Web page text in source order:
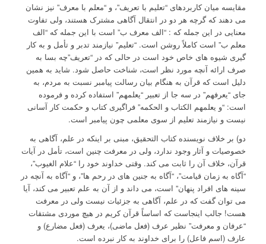
مقایسه میان کاربردهای “تعلیم با تعریف”، و “معلم با معرف” نیز نشان
می دهند که گرچه هر دو در انتقال آگاهی مشترک هستند، ولی تفاوت
معنایی در این جمله که : “الف معرف ب” است با این جمله که “الف
معلم ب” است کاملاً روشن است. “تعلیم” نیازمند تدبر و تأمل و به کار
گیری شیوه های خاص خود است در حالی که در “تعریف”چه بسا به
صرف ارائه آنچه مورد نظر است، شناخت حاصل شود. شاید به همین
دلیل است که قرآن به هنگام بیان رسالت پیامبر نسبت به مردم، به
جای “یعرفهم” در سه جا از تعبیر “یعلمهم” استفاده کرده و فرموده
است: “و یعلمهم الکتاب و الحکمه” فراگیری کتاب و حکمت کار آسانی
نیست و نیازمند تعلیم از سوی معلمی چون پیامبر است.
دو) بر خلاف نویسنده کتاب التحقیق، مبنی بر اینکه در علم، آگاهی به
خصوصیات و آثار وجود ندارد، ولی در معرفت چنین است، تأمل در آیات
قرآن، خلاف آن را ثابت می کند. وقتی خداوند خود را “علام الغیوب”،
“آگاه به زمان قیامت”، “آگاه به جنین های در رحم ها”، و “آگاه به آنچه در
سینه های افراد پنهان” است، می داند و از آن به علم تعبیر می کند، آیا
می توان گفت که در علم، آگاهی به جزئیات نیست ولی در معرفت
هست! جالب اینجاست که اساساً قرآن کریم در هیچ موردی مشتقات
“عرفان و معرفت” نظیر عرف (فعل ماضی)، یعرف (فعل مضارع) و
عارف (اسم فاعل) را برای خداوند به کار نبرده است.